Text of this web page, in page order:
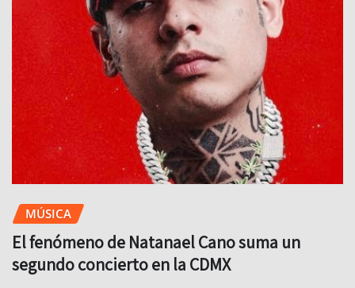
MÚSICA
El fenómeno de Natanael Cano suma un
segundo concierto en la CDMX